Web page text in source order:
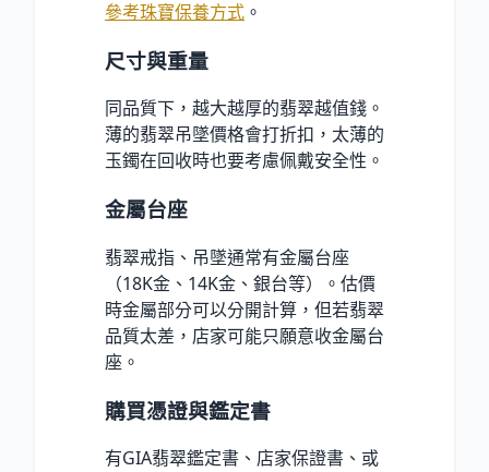
參考珠寶保養方式 。
尺寸與重量
同品質下，越大越厚的翡翠越值錢。
薄的翡翠吊墜價格會打折扣，太薄的
玉鐲在回收時也要考慮佩戴安全性。
金屬台座
翡翠戒指、吊墜通常有金屬台座
（18K金、14K金、銀台等）。估價
時金屬部分可以分開計算，但若翡翠
品質太差，店家可能只願意收金屬台
座。
購買憑證與鑑定書
有GIA翡翠鑑定書、店家保證書、或